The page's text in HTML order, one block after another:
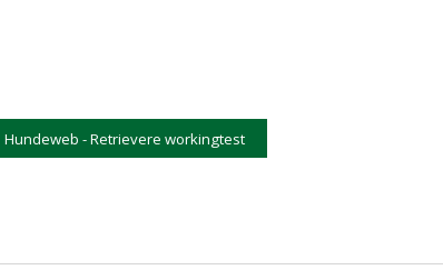
Hundeweb - Retrievere workingtest